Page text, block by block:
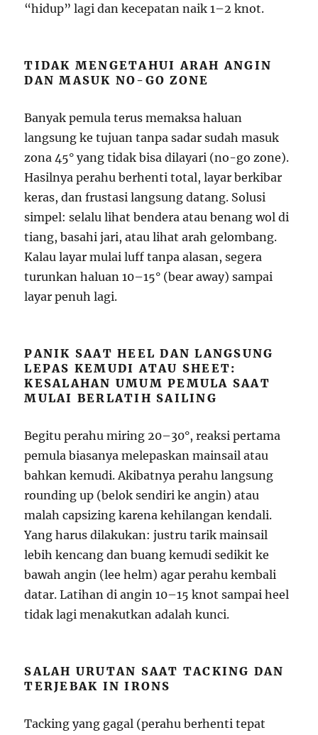
“hidup” lagi dan kecepatan naik 1–2 knot.
TIDAK MENGETAHUI ARAH ANGIN
DAN MASUK NO-GO ZONE
Banyak pemula terus memaksa haluan
langsung ke tujuan tanpa sadar sudah masuk
zona 45° yang tidak bisa dilayari (no-go zone).
Hasilnya perahu berhenti total, layar berkibar
keras, dan frustasi langsung datang. Solusi
simpel: selalu lihat bendera atau benang wol di
tiang, basahi jari, atau lihat arah gelombang.
Kalau layar mulai luff tanpa alasan, segera
turunkan haluan 10–15° (bear away) sampai
layar penuh lagi.
PANIK SAAT HEEL DAN LANGSUNG
LEPAS KEMUDI ATAU SHEET:
KESALAHAN UMUM PEMULA SAAT
MULAI BERLATIH SAILING
Begitu perahu miring 20–30°, reaksi pertama
pemula biasanya melepaskan mainsail atau
bahkan kemudi. Akibatnya perahu langsung
rounding up (belok sendiri ke angin) atau
malah capsizing karena kehilangan kendali.
Yang harus dilakukan: justru tarik mainsail
lebih kencang dan buang kemudi sedikit ke
bawah angin (lee helm) agar perahu kembali
datar. Latihan di angin 10–15 knot sampai heel
tidak lagi menakutkan adalah kunci.
SALAH URUTAN SAAT TACKING DAN
TERJEBAK IN IRONS
Tacking yang gagal (perahu berhenti tepat